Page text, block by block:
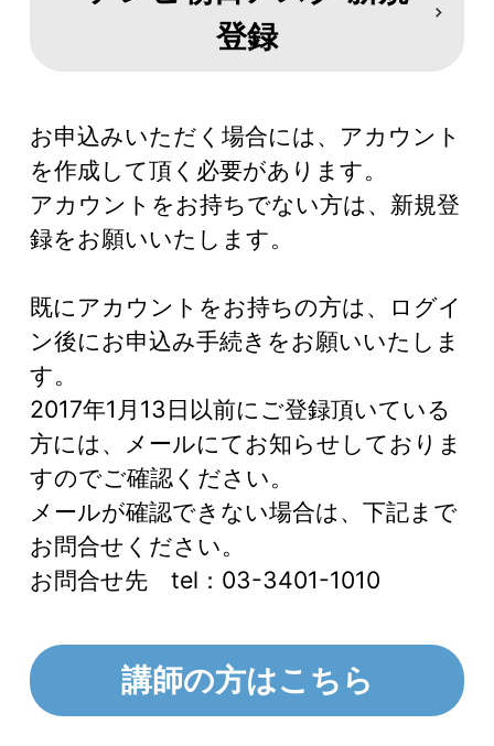
登録
お申込みいただく場合には、アカウント
を作成して頂く必要があります。
アカウントをお持ちでない方は、新規登
録をお願いいたします。
既にアカウントをお持ちの方は、ログイ
ン後にお申込み手続きをお願いいたしま
す。
2017年1月13日以前にご登録頂いている
方には、メールにてお知らせしておりま
すのでご確認ください。
メールが確認できない場合は、下記まで
お問合せください。
お問合せ先 tel：03-3401-1010
講師の方はこちら